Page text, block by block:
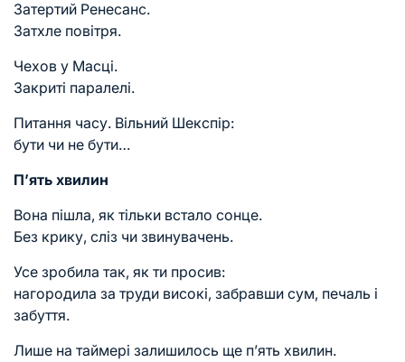
Затертий Ренесанс.
Затхле повітря.
Чехов у Масці.
Закриті паралелі.
Питання часу. Вільний Шекспір:
бути чи не бути…
П’ять хвилин
Вона пішла, як тільки встало сонце.
Без крику, сліз чи звинувачень.
Усе зробила так, як ти просив:
нагородила за труди високі, забравши сум, печаль і
забуття.
Лише на таймері залишилось ще п’ять хвилин.